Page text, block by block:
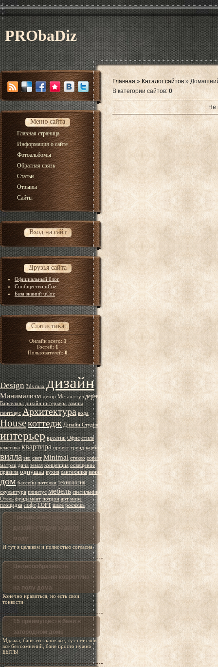
PRObaDiz
Меню сайта
Главная страница
Информация о сайте
Фотоальбомы
Обратная связь
Статьи
Отзывы
Сайты
Вход на сайт
Друзья сайта
Официальный блог
Сообщество uCoz
База знаний uCoz
Статистика
Онлайн всего:1
Гостей:1
Пользователей:0
Design 3ds max дизайн
Минимализм декор Метал стул дерево
Барселона дизайн интерьера лампы
пентхаус Архитектура вода
Houseкоттедж Дизайн Студия
интерьер креатив Офис стиль
классика квартира проект тренд карбон
вилла эко свет Minimal стекло совет
матрац дача земля концепция освещение
правила однушка кухня сантехника ванна
дом бассейн потолки технология
скульптура плинтус мебель светильник
Отель фундамент потдон арт море
площадка лофт LOFT шале роскошь
Тренды в интерьере: как
дизайн-студии задают
моду
И тут я целиком и полностью согласна
Целесообразность
использования ковролина
на полу дома
Конечно нравиться, но есть свои
тонкости
15 преимуществ бани в
загородном доме
Мдаааа, баня это наше всё, тут нет слов,
все без сомнений, бане просто нужно
БЫТЬ!
Главная » Каталог сайтов »
В категории сайтов: 0
Не